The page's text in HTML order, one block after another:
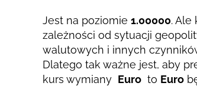
Jest na poziomie 1.00000. Ale
zależności od sytuacji
walutowych i innych
Dlatego tak ważne jest, aby
kurs wymiany Euro to Euro